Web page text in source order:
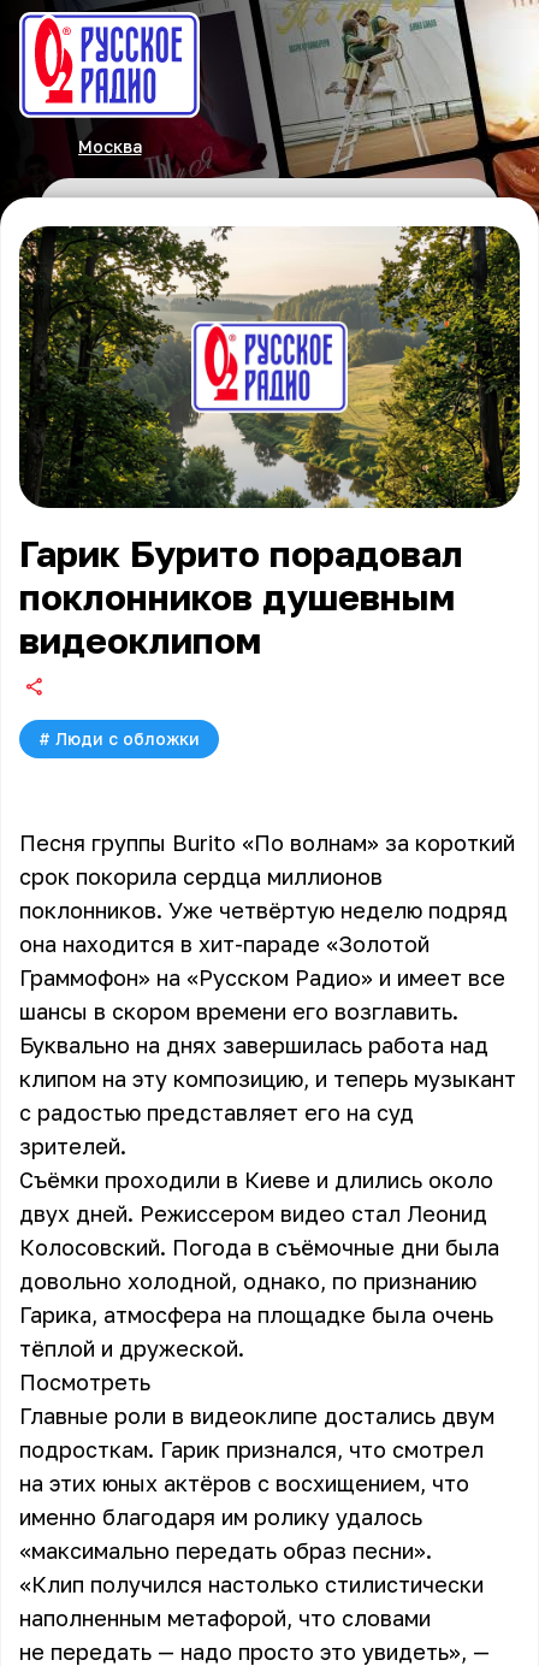
Москва
Гарик Бурито порадовал
поклонников душевным
видеоклипом
# Люди с обложки
Песня группы Burito «По волнам» за короткий
срок покорила сердца миллионов
поклонников. Уже четвёртую неделю подряд
она находится в хит-параде «Золотой
Граммофон» на «Русском Радио» и имеет все
шансы в скором времени его возглавить.
Буквально на днях завершилась работа над
клипом на эту композицию, и теперь музыкант
с радостью представляет его на суд
зрителей.
Съёмки проходили в Киеве и длились около
двух дней. Режиссером видео стал Леонид
Колосовский. Погода в съёмочные дни была
довольно холодной, однако, по признанию
Гарика, атмосфера на площадке была очень
тёплой и дружеской.
Посмотреть
Главные роли в видеоклипе достались двум
подросткам. Гарик признался, что смотрел
на этих юных актёров с восхищением, что
именно благодаря им ролику удалось
«максимально передать образ песни».
«Клип получился настолько стилистически
наполненным метафорой, что словами
не передать — надо просто это увидеть», —